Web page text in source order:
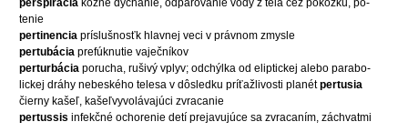
perspirácia kožné dýchanie, odparovanie vody z tela cez pokožku, po-
tenie
pertinencia príslušnosťk hlavnej veci v právnom zmysle
pertubácia prefúknutie vaječníkov
perturbácia porucha, rušivý vplyv; odchýlka od eliptickej alebo parabo-
lickej dráhy nebeského telesa v dôsledku príťažlivosti planétpertusia
čierny kašeľ, kašeľvyvolávajúci zvracanie
pertussis infekčné ochorenie detí prejavujúce sa zvracaním, záchvatmi